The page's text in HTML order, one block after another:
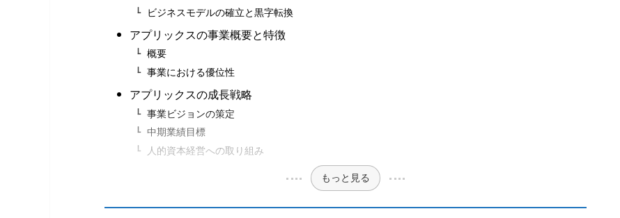
ビジネスモデルの確立と黒字転換
アプリックスの事業概要と特徴
概要
事業における優位性
アプリックスの成長戦略
事業ビジョンの策定
中期業績目標
人的資本経営への取り組み
もっと見る